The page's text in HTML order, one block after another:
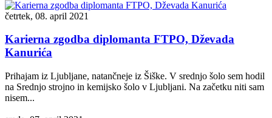
četrtek, 08. april 2021
Karierna zgodba diplomanta FTPO, Dževada
Kanurića
Prihajam iz Ljubljane, natančneje iz Šiške. V srednjo šolo sem hodil
na Srednjo strojno in kemijsko šolo v Ljubljani. Na začetku niti sam
nisem...